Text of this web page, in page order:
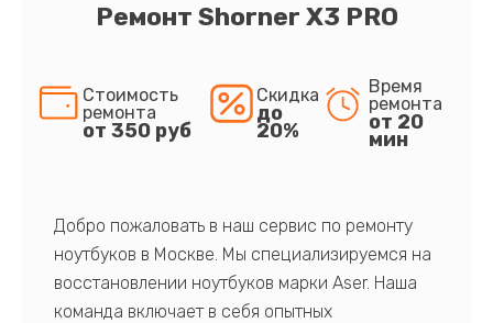
Ремонт Shorner X3 PRO
Стоимость
ремонта
от 350 руб
Скидка
до
20%
Время
ремонта
от 20
мин
Добро пожаловать в наш сервис по ремонту
ноутбуков в Москве. Мы специализируемся на
восстановлении ноутбуков марки Aser. Наша
команда включает в себя опытных